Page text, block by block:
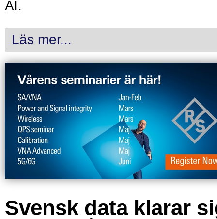
AI.
Läs mer...
Svensk data klarar